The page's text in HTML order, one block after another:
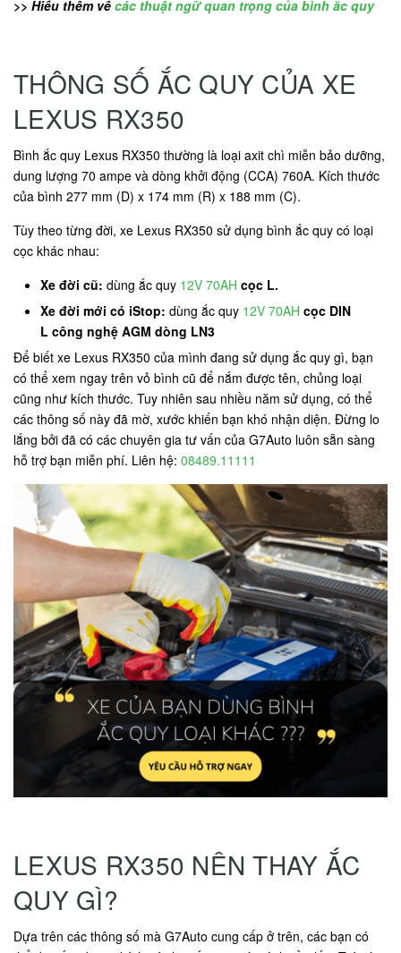
>> Hiểu thêm về các thuật ngữ quan trọng của bình ắc quy
THÔNG SỐ ẮC QUY CỦA XE
LEXUS RX350
Bình ắc quy Lexus RX350 thường là loại axit chì miễn bảo dưỡng,
dung lượng 70 ampe và dòng khởi động (CCA) 760A. Kích thước
của bình 277 mm (D) x 174 mm (R) x 188 mm (C).
Tùy theo từng đời, xe Lexus RX350 sử dụng bình ắc quy có loại
cọc khác nhau:
Xe đời cũ: dùng ắc quy 12V 70AH cọc L.
Xe đời mới có iStop: dùng ắc quy 12V 70AH cọc DIN
L công nghệ AGM dòng LN3
Để biết xe Lexus RX350 của mình đang sử dụng ắc quy gì, bạn
có thể xem ngay trên vỏ bình cũ để nắm được tên, chủng loại
cũng như kích thước. Tuy nhiên sau nhiều năm sử dụng, có thể
các thông số này đã mờ, xước khiến bạn khó nhận diện. Đừng lo
lắng bởi đã có các chuyên gia tư vấn của G7Auto luôn sẵn sàng
hỗ trợ bạn miễn phí. Liên hệ: 08489.11111
LEXUS RX350 NÊN THAY ẮC
QUY GÌ?
Dựa trên các thông số mà G7Auto cung cấp ở trên, các bạn có